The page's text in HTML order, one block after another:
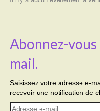
Abonnez-vous
mail.
Saisissez votre adresse e-
recevoir une notification de
Adresse